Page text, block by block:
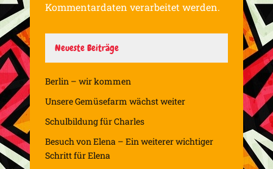
Kommentardaten verarbeitet werden.
Neueste Beiträge
Berlin – wir kommen
Unsere Gemüsefarm wächst weiter
Schulbildung für Charles
Besuch von Elena – Ein weiterer wichtiger
Schritt für Elena